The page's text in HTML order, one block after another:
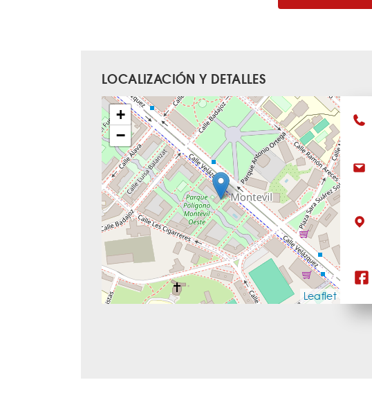
LOCALIZACIÓN Y DETALLES
+
−
Leaflet